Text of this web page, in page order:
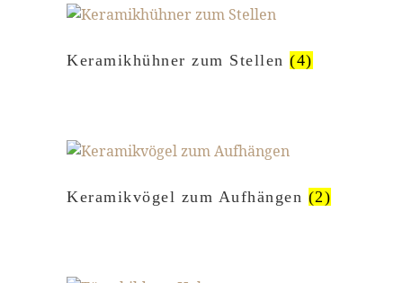
Keramikhühner zum Stellen (4)
Keramikvögel zum Aufhängen (2)